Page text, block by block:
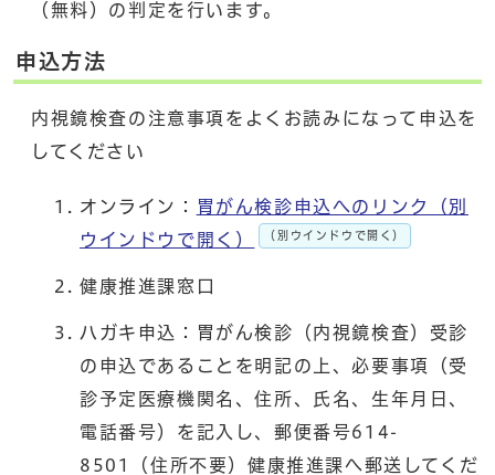
（無料）の判定を行います。
申込方法
内視鏡検査の注意事項をよくお読みになって申込を
してください
オンライン：
胃がん検診申込へのリンク（別
ウインドウで開く）
（別ウインドウで開く）
健康推進課窓口
ハガキ申込：胃がん検診（内視鏡検査）受診
の申込であることを明記の上、必要事項（受
診予定医療機関名、住所、氏名、生年月日、
電話番号）を記入し、郵便番号614-
8501（住所不要）健康推進課へ郵送してくだ